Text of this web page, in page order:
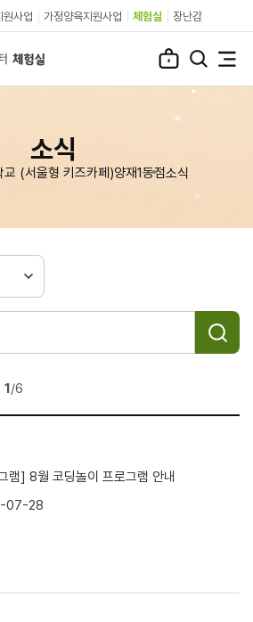
원사업 가정양육지원사업 체험실 장난감
소식
교 (서울형 키즈카페)양재1동점소식
1/6
램] 8월 코딩놀이 프로그램 안내
07-28